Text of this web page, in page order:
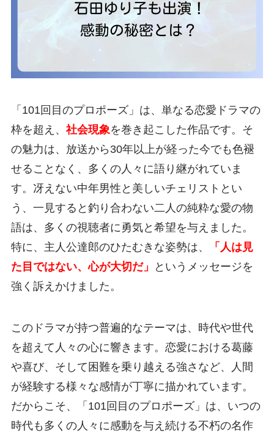
「101回目のプロポーズ」は、単なる恋愛ドラマの
枠を超え、 社会現象を巻き起こした作品です。そ
の魅力は、放送から30年以上が経った今でも色褪
せることなく、多くの人々に語り継がれていま
す。冴えない中年男性と美しいチェリストとい
う、一見すると釣り合わない二人の純粋な愛の物
語は、多くの視聴者に勇気と希望を与えました。
特に、主人公達郎のひたむきな姿勢は、
「人は見
た目ではない、心が大切だ」
というメッセージを
強く訴えかけました。
このドラマが持つ普遍的なテーマは、時代や世代
を超えて人々の心に響きます。恋愛における葛藤
や喜び、そして困難を乗り越える強さなど、人間
が経験する様々な感情が丁寧に描かれています。
だからこそ、「101回目のプロポーズ」は、いつの
時代も多くの人々に感動を与え続ける不朽の名作